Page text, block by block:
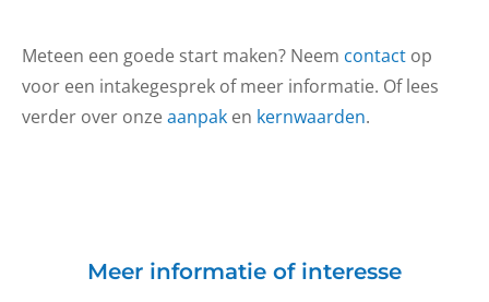
Meteen een goede start maken? Neem contact op
voor een intakegesprek of meer informatie. Of lees
verder over onzeaanpak en kernwaarden.
Meer informatie of interesse